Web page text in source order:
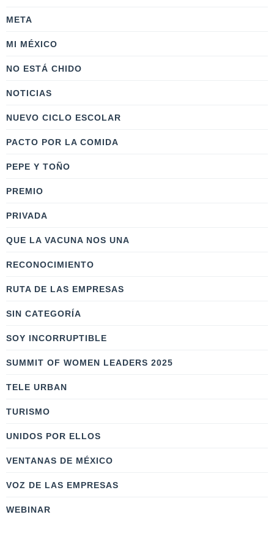
META
MI MÉXICO
NO ESTÁ CHIDO
NOTICIAS
NUEVO CICLO ESCOLAR
PACTO POR LA COMIDA
PEPE Y TOÑO
PREMIO
PRIVADA
QUE LA VACUNA NOS UNA
RECONOCIMIENTO
RUTA DE LAS EMPRESAS
SIN CATEGORÍA
SOY INCORRUPTIBLE
SUMMIT OF WOMEN LEADERS 2025
TELE URBAN
TURISMO
UNIDOS POR ELLOS
VENTANAS DE MÉXICO
VOZ DE LAS EMPRESAS
WEBINAR